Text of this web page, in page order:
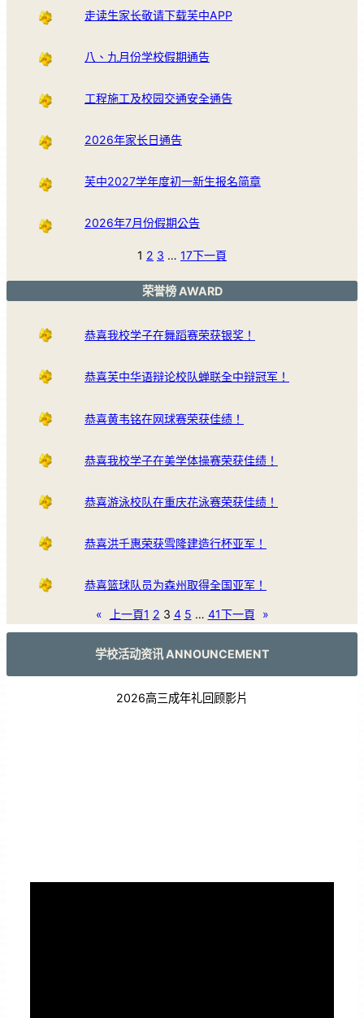
走读生家长敬请下载芙中APP
八、九月份学校假期通告
工程施工及校园交通安全通告
2026年家长日通告
芙中2027学年度初一新生报名简章
2026年7月份假期公告
1 2 3 … 17下一頁
荣誉榜 AWARD
恭喜我校学子在舞蹈赛荣获银奖！
恭喜芙中华语辩论校队蝉联全中辩冠军！
恭喜黄韦铭在网球赛荣获佳绩！
恭喜我校学子在美学体操赛荣获佳绩！
恭喜游泳校队在重庆花泳赛荣获佳绩！
恭喜洪千惠荣获雪隆建造行杯亚军！
恭喜篮球队员为森州取得全国亚军！
« 上一頁1 2 3 4 5 … 41下一頁 »
学校活动资讯 ANNOUNCEMENT
2026高三成年礼回顾影片